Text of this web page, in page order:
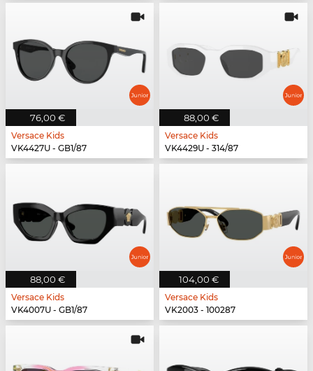
76,00 €
Versace Kids
VK4427U - GB1/87
88,00 €
Versace Kids
VK4429U - 314/87
88,00 €
Versace Kids
VK4007U - GB1/87
104,00 €
Versace Kids
VK2003 - 100287